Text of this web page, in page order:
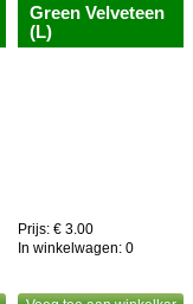
Green Velveteen
(L)
Prijs: € 3.00
In winkelwagen: 0